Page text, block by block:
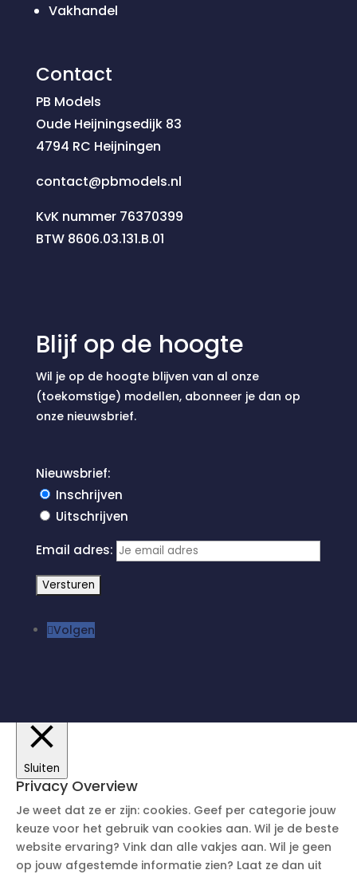
Vakhandel
Contact
PB Models
Oude Heijningsedijk 83
4794 RC Heijningen
contact@pbmodels.nl
KvK nummer 76370399
BTW 8606.03.131.B.01
Blijf op de hoogte
Wil je op de hoogte blijven van al onze
(toekomstige) modellen, abonneer je dan op
onze nieuwsbrief.
Nieuwsbrief:
Inschrijven
Uitschrijven
Email adres:
Volgen
Sluiten
Privacy Overview
Je weet dat ze er zijn: cookies. Geef per categorie jouw
keuze voor het gebruik van cookies aan. Wil je de beste
website ervaring? Vink dan alle vakjes aan. Wil je geen
op jouw afgestemde informatie zien? Laat ze dan uit